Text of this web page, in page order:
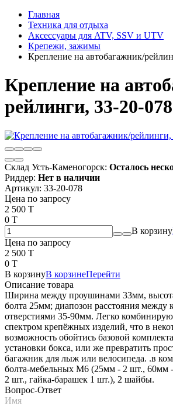
Главная
Техника для отдыха
Аксессуары для ATV, SSV и UTV
Крепежи, зажимы
Крепление на автобагажник/
Крепление на
рейлинги, 33-20-078
Склад Усть-Каменогорск: Осталось
Риддер: Нет в наличии
Артикул: 33-20-078
Цена по запросу
2 500 T
0 T
В корзину
Цена по запросу
2 500 T
0 T
В корзинуВ корзинеПерейти
Описание товара
Ширина между проушинами 33мм,
болта 25мм; диапозон расстояния
отверстиями 35-90мм. Легко
спектром крепёжных изделий, что в
возможность обойтись базовой
установки бокса, или же превратить
багажник для лыж или велосипеда. .в
болта-мебельных М6 (25мм - 2 шт., 60мм
2 шт., гайка-барашек 1 шт.), 2 шайбы.
Вопрос-Ответ
Имя